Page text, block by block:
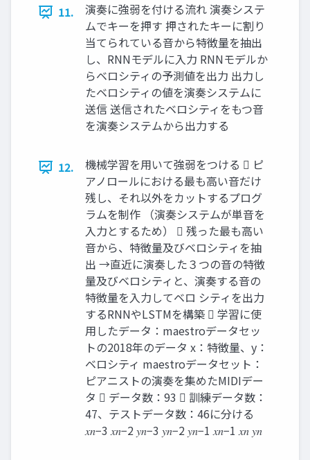
11.
演奏に強弱を付ける流れ 演奏システ
ムでキーを押す 押されたキーに割り
当てられている音から特徴量を抽出
し、RNNモデルに入力 RNNモデルか
らベロシティの予測値を出力 出力し
たベロシティの値を演奏システムに
送信 送信されたベロシティをもつ音
を演奏システムから出力する
12.
機械学習を用いて強弱をつける  ピ
アノロールにおける最も高い音だけ
残し、それ以外をカットするプログ
ラムを制作 （演奏システムが単音を
入力とするため）  残った最も高い
音から、特徴量及びベロシティを抽
出 →直近に演奏した３つの音の特徴
量及びベロシティと、演奏する音の
特徴量を入力してベロ シティを出力
するRNNやLSTMを構築  学習に使
用したデータ：maestroデータセッ
トの2018年のデータ x：特徴量、y：
ベロシティ maestroデータセット：
ピアニストの演奏を集めたMIDIデー
タ  データ数：93  訓練データ数：
47、テストデータ数：46に分ける
𝑥𝑛−3 𝑥𝑛−2 𝑦𝑛−3 𝑦𝑛−2 𝑦𝑛−1 𝑥𝑛−1 𝑥𝑛 𝑦𝑛